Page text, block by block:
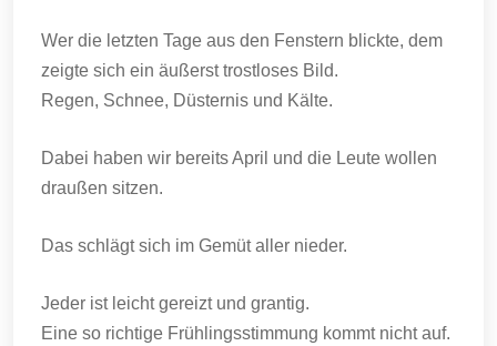
Wer die letzten Tage aus den Fenstern blickte, dem
zeigte sich ein äußerst trostloses Bild.
Regen, Schnee, Düsternis und Kälte.
Dabei haben wir bereits April und die Leute wollen
draußen sitzen.
Das schlägt sich im Gemüt aller nieder.
Jeder ist leicht gereizt und grantig.
Eine so richtige Frühlingsstimmung kommt nicht auf.